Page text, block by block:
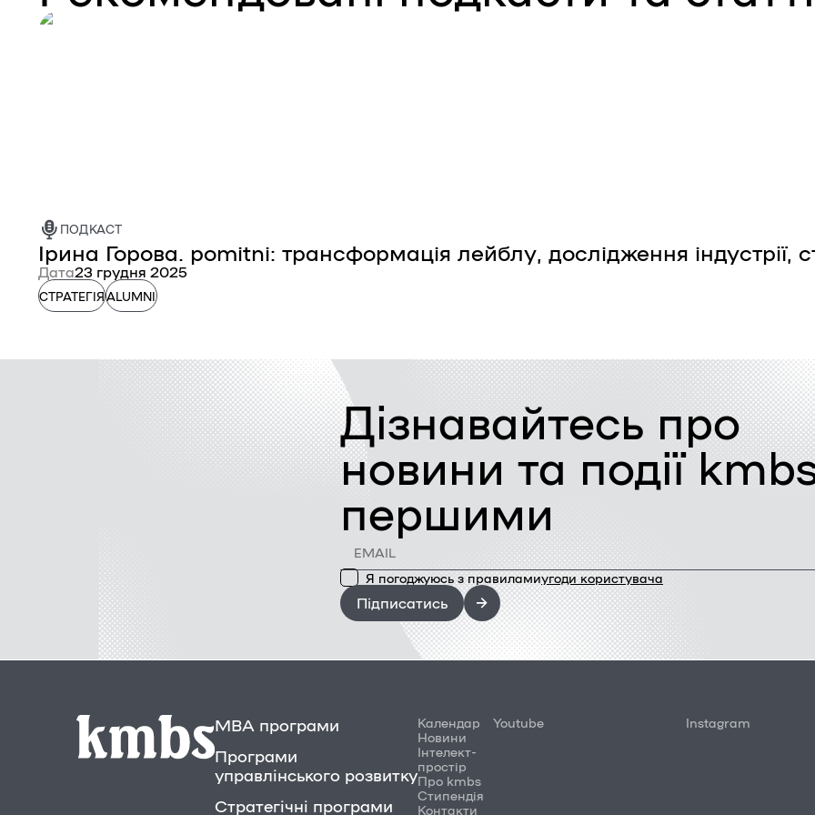
ПОДКАСТ
Ірина Горова. pomitni: трансформація лейблу, дослідження індустрії,
Дата23 грудня 2025
СТРАТЕГІЯALUMNI
Дізнавайтесь про
новини та події
першими
Я погоджуюсь з правиламиугоди користувача
Підписатись
MBA програми
Програми
управлінського розвитку
Стратегічні програми
Календар
Новини
Інтелект-
простір
Про kmbs
Стипендія
Контакти
Youtube Instagram